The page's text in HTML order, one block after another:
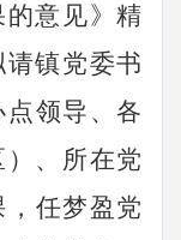
意见》精
请镇党委书
点领导、各
、 所在党
， 任梦盈党